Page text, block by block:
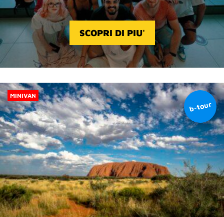
SCOPRI DI PIU'
MINIVAN